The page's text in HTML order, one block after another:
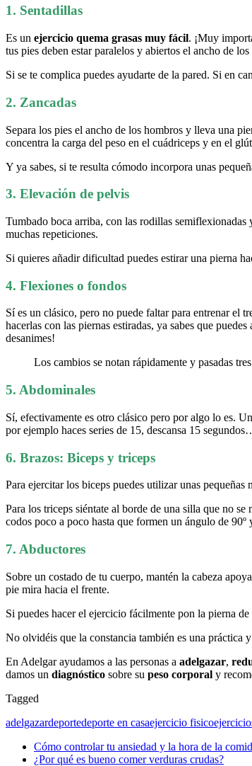
1. Sentadillas
Es un ejercicio quema grasas muy fácil. ¡Muy
tus pies deben estar paralelos y abiertos el ancho de
Si se te complica puedes ayudarte de la pared. Si en
2. Zancadas
Separa los pies el ancho de los hombros y lleva una
concentra la carga del peso en el cuádriceps y en el
Y ya sabes, si te resulta cómodo incorpora unas
3. Elevación de pelvis
Tumbado boca arriba, con las rodillas semiflexionadas
muchas repeticiones.
Si quieres añadir dificultad puedes estirar una pierna
4. Flexiones o fondos
Sí es un clásico, pero no puede faltar para entrenar el
hacerlas con las piernas estiradas, ya sabes que
desanimes!
Los cambios se notan rápidamente y pasadas
5. Abdominales
Sí, efectivamente es otro clásico pero por algo lo es.
por ejemplo haces series de 15, descansa 15
6. Brazos: Biceps y triceps
Para ejercitar los biceps puedes utilizar unas
Para los triceps siéntate al borde de una silla que no
codos poco a poco hasta que formen un ángulo de
7. Abductores
Sobre un costado de tu cuerpo, mantén la cabeza
pie mira hacia el frente.
Si puedes hacer el ejercicio fácilmente pon la pierna
No olvidéis que la constancia también es una práctica
En Adelgar ayudamos a las personas a adelgazar,
damos un diagnóstico sobre su peso corporal y
Tagged
adelgazardeportedeporte en casaejercicio fisico
Cómo controlar tu ansiedad y la hora de la
¿Por qué es bueno comer verduras crudas?